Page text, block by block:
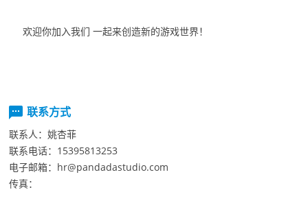
欢迎你加入我们 一起来创造新的游戏世界！
联系方式
联系人： 姚杏菲
联系电话： 15395813253
电子邮箱： hr@pandadastudio.com
传真：